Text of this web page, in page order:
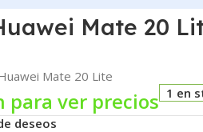
Mate 20
Mate 20 Lite
para ver precios 1 en
deseos